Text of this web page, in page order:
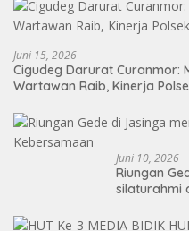
Juni 15, 2026
Cigudeg Darurat Curanmor:
Wartawan Raib, Kinerja
Juni 10, 2026
Riungan
silaturahmi